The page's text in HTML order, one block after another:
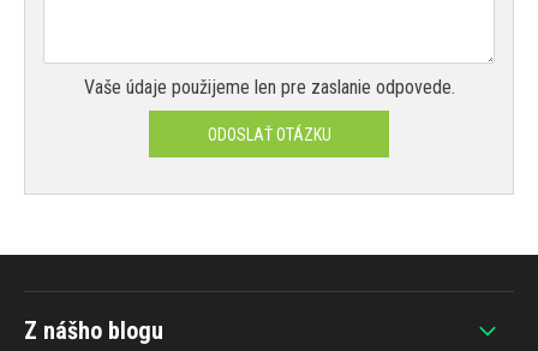
Vaše údaje použijeme len pre zaslanie odpovede.
ODOSLAŤ OTÁZKU
Z nášho blogu